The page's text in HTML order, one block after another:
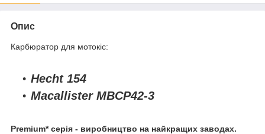
Опис
Карбюратор для мотокіс:
Hecht 154
Macallister MBCP42-3
Premium* серія - виробництво на найкращих заводах.